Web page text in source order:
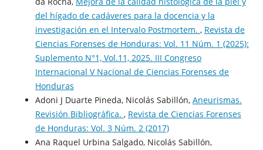
del hígado de cadáveres para la docencia y la
investigación en el Intervalo Postmortem. , Revista de
Ciencias Forenses de Honduras: Vol. 11 Núm. 1 (2025):
Suplemento N°1, Vol.11, 2025. III Congreso
Internacional V Nacional de Ciencias Forenses de
Honduras
Adoni J Duarte Pineda, Nicolás Sabillón, Aneurismas.
Revisión Bibliográfica. , Revista de Ciencias Forenses
de Honduras: Vol. 3 Núm. 2 (2017)
Ana Raquel Urbina Salgado, Nicolás Sabillón,